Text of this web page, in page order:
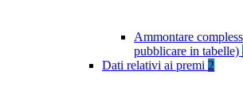
Ammontare
pubblicare in tabelle)
Dati relativi ai premi 2